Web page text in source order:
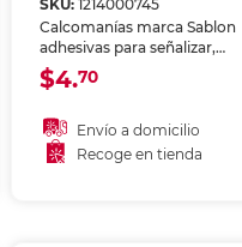
SKU: 1214000745
Calcomanías marca Sablon
adhesivas para señalizar,
decorar o identificar
superficies. Aplicación rápida
$4.70
Envío a domicilio
Recoge en tienda